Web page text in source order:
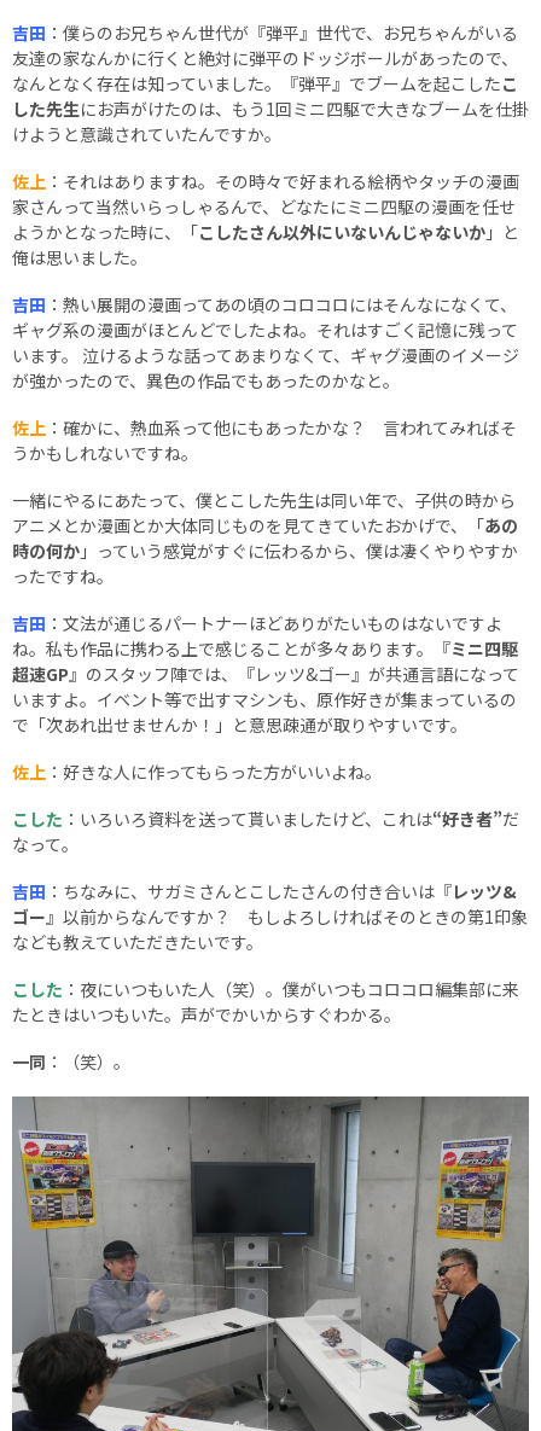
吉田 ：僕らのお兄ちゃん世代が『弾平』世代で、お兄ちゃんがいる
友達の家なんかに行くと絶対に弾平のドッジボールがあったので、
なんとなく存在は知っていました。『弾平』でブームを起こしたこ
した先生にお声がけたのは、もう1回ミニ四駆で大きなブームを仕掛
けようと意識されていたんですか。
佐上 ：それはありますね。その時々で好まれる絵柄やタッチの漫画
家さんって当然いらっしゃるんで、どなたにミニ四駆の漫画を任せ
ようかとなった時に、「こしたさん以外にいないんじゃないか 」と
俺は思いました。
吉田 ：熱い展開の漫画ってあの頃のコロコロにはそんなになくて、
ギャグ系の漫画がほとんどでしたよね。それはすごく記憶に残って
います。 泣けるような話ってあまりなくて、ギャグ漫画のイメージ
が強かったので、異色の作品でもあったのかなと。
佐上 ：確かに、熱血系って他にもあったかな？ 言われてみればそ
うかもしれないですね。
一緒にやるにあたって、僕とこした先生は同い年で、子供の時から
アニメとか漫画とか大体同じものを見てきていたおかげで、「あの
時の何か 」っていう感覚がすぐに伝わるから、僕は凄くやりやすか
ったですね。
吉田 ：文法が通じるパートナーほどありがたいものはないですよ
ね。私も作品に携わる上で感じることが多々あります。『ミニ四駆
超速GP』のスタッフ陣では、『レッツ&ゴー』が共通言語になって
いますよ。イベント等で出すマシンも、原作好きが集まっているの
で「次あれ出せませんか！」と意思疎通が取りやすいです。
佐上 ：好きな人に作ってもらった方がいいよね。
こした ：いろいろ資料を送って貰いましたけど、これは“好き者”だ
なって。
吉田 ：ちなみに、サガミさんとこしたさんの付き合いは『レッツ&
ゴー』以前からなんですか？ もしよろしければそのときの第1印象
なども教えていただきたいです。
こした ：夜にいつもいた人（笑）。僕がいつもコロコロ編集部に来
たときはいつもいた。声がでかいからすぐわかる。
一同 ：（笑）。